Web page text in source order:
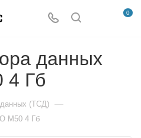
0
данных
4 Гб
(ТСД) —
M50 4 Гб